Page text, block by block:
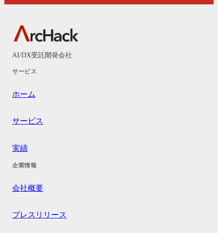
AI/DX受託開発会社
サービス
ホーム
サービス
実績
企業情報
会社概要
プレスリリース